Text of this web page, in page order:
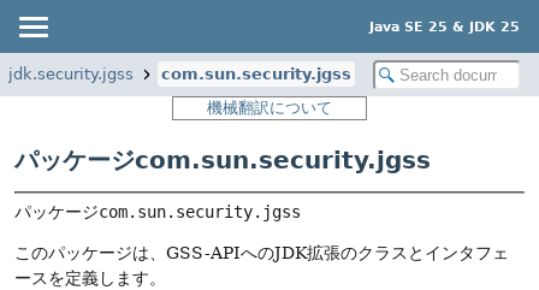
Java SE 25 & JDK 25
jdk.security.jgss
com.sun.security.jgss
機械翻訳について
パッケージcom.sun.security.jgss
パッケージcom.sun.security.jgss
このパッケージは、GSS-APIへのJDK拡張のクラスとインタフェ
ースを定義します。